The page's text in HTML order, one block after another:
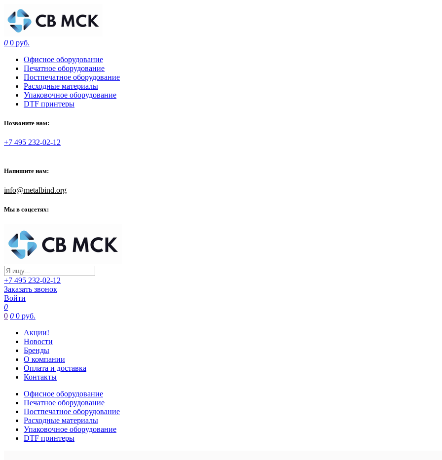
0 0 руб.
Офисное оборудование
Печатное оборудование
Постпечатное оборудование
Расходные материалы
Упаковочное оборудование
DTF принтеры
Позвоните нам:
+7 495 232-02-12
Напишите нам:
info@metalbind.org
Мы в соцсетях:
+7 495 232-02-12
Заказать звонок
Войти
0
0 0 0 руб.
Акции!
Новости
Бренды
О компании
Оплата и доставка
Контакты
Офисное оборудование
Печатное оборудование
Постпечатное оборудование
Расходные материалы
Упаковочное оборудование
DTF принтеры